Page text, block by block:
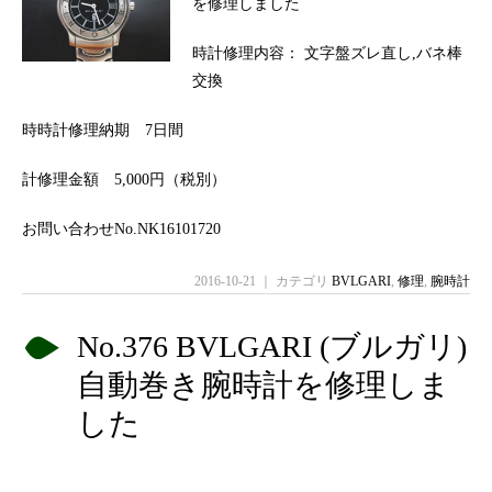
を修理しました
時計修理内容： 文字盤ズレ直し,バネ棒
交換
時時計修理納期 7日間
計修理金額 5,000円（税別）
お問い合わせNo.NK16101720
2016-10-21 ｜ カテゴリ BVLGARI, 修理, 腕時計
No.376 BVLGARI (ブルガリ)
自動巻き腕時計を修理しま
した